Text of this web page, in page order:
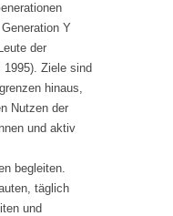
Y
der
1995). Ziele sind
hinaus,
Nutzen der
und aktiv
begleiten.
täglich
und